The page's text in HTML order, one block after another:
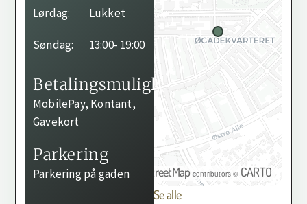
Lørdag: Lukket
Søndag: 13:00- 19:00
Betalingsmuligheder
MobilePay, Kontant,
Gavekort
Parkering
Parkering på gaden
©OpenStreetMapcontributors © CARTO
Se alle